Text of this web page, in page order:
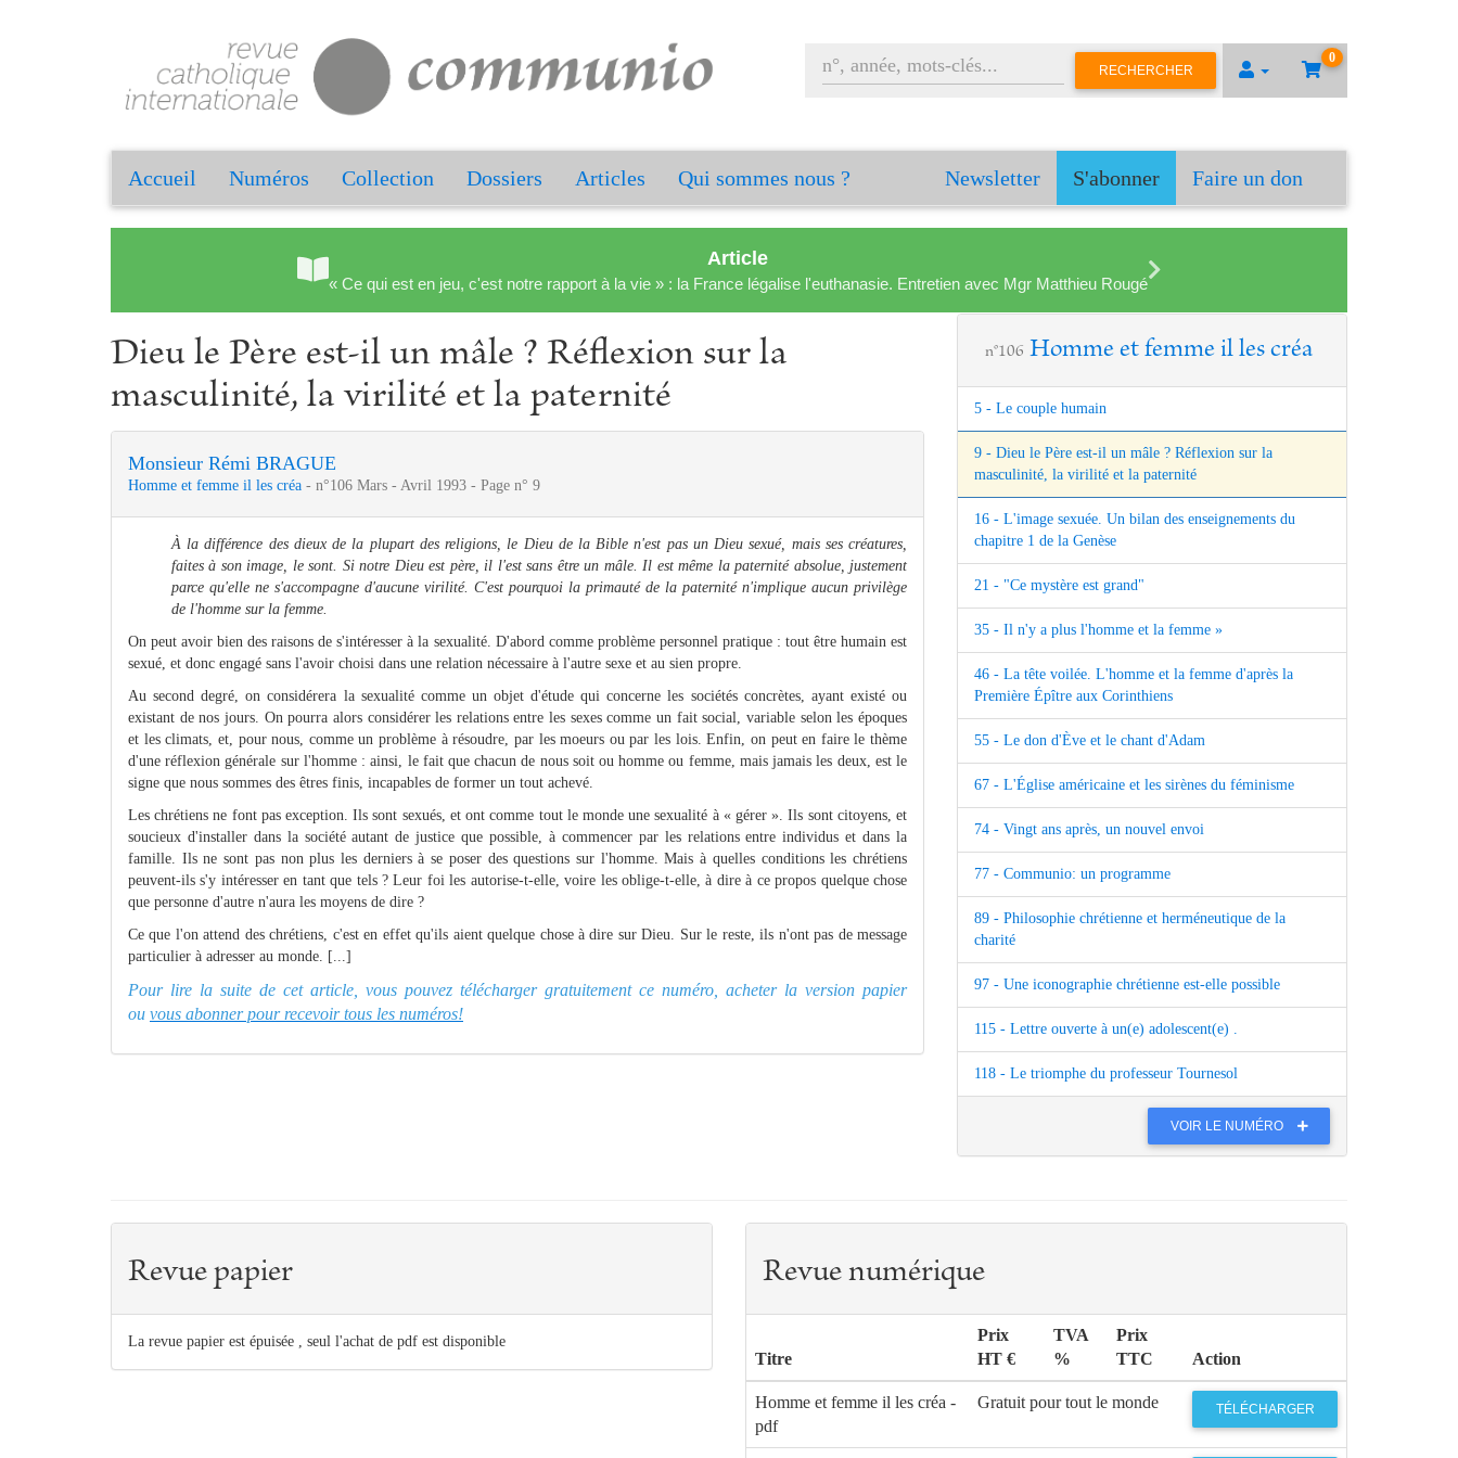
0
RECHERCHER
Accueil Numéros Collection Dossiers Articles Qui sommes nous ? Newsletter S'abonner Faire un don
Article
« Ce qui est en jeu, c'est notre rapport à la vie » : la France légalise l'euthanasie. Entretien avec Mgr Matthieu Rougé
Dieu le Père est-il un mâle ? Réflexion sur la
masculinité, la virilité et la paternité
Monsieur Rémi BRAGUE
Homme et femme il les créa - n°106 Mars - Avril 1993 - Page n° 9
À la différence des dieux de la plupart des religions, le Dieu de la Bible n'est pas un Dieu sexué, mais ses créatures,
faites à son image, le sont. Si notre Dieu est père, il l'est sans être un mâle. Il est même la paternité absolue, justement
parce qu'elle ne s'accompagne d'aucune virilité. C'est pourquoi la primauté de la paternité n'implique aucun privilège
de l'homme sur la femme.
On peut avoir bien des raisons de s'intéresser à la sexualité. D'abord comme problème personnel pratique : tout être humain est
sexué, et donc engagé sans l'avoir choisi dans une relation nécessaire à l'autre sexe et au sien propre.
Au second degré, on considérera la sexualité comme un objet d'étude qui concerne les sociétés concrètes, ayant existé ou
existant de nos jours. On pourra alors considérer les relations entre les sexes comme un fait social, variable selon les époques
et les climats, et, pour nous, comme un problème à résoudre, par les moeurs ou par les lois. Enfin, on peut en faire le thème
d'une réflexion générale sur l'homme : ainsi, le fait que chacun de nous soit ou homme ou femme, mais jamais les deux, est le
signe que nous sommes des êtres finis, incapables de former un tout achevé.
Les chrétiens ne font pas exception. Ils sont sexués, et ont comme tout le monde une sexualité à « gérer ». Ils sont citoyens, et
soucieux d'installer dans la société autant de justice que possible, à commencer par les relations entre individus et dans la
famille. Ils ne sont pas non plus les derniers à se poser des questions sur l'homme. Mais à quelles conditions les chrétiens
peuvent-ils s'y intéresser en tant que tels ? Leur foi les autorise-t-elle, voire les oblige-t-elle, à dire à ce propos quelque chose
que personne d'autre n'aura les moyens de dire ?
Ce que l'on attend des chrétiens, c'est en effet qu'ils aient quelque chose à dire sur Dieu. Sur le reste, ils n'ont pas de message
particulier à adresser au monde. [...]
Pour lire la suite de cet article, vous pouvez télécharger gratuitement ce numéro, acheter la version papier
ou vous abonner pour recevoir tous les numéros!
n°106 Homme et femme il les créa
5 - Le couple humain
9 - Dieu le Père est-il un mâle ? Réflexion sur la
masculinité, la virilité et la paternité
16 - L'image sexuée. Un bilan des enseignements du
chapitre 1 de la Genèse
21 - "Ce mystère est grand"
35 - Il n'y a plus l'homme et la femme »
46 - La tête voilée. L'homme et la femme d'après la
Première Épître aux Corinthiens
55 - Le don d'Ève et le chant d'Adam
67 - L'Église américaine et les sirènes du féminisme
74 - Vingt ans après, un nouvel envoi
77 - Communio: un programme
89 - Philosophie chrétienne et herméneutique de la
charité
97 - Une iconographie chrétienne est-elle possible
115 - Lettre ouverte à un(e) adolescent(e) .
118 - Le triomphe du professeur Tournesol
VOIR LE NUMÉRO
Revue papier
La revue papier est épuisée , seul l'achat de pdf est disponible
Revue numérique
Titre
Prix
HT €
TVA
%
Prix
TTC
Action
Homme et femme il les créa -
pdf
Gratuit pour tout le monde TÉLÉCHARGER